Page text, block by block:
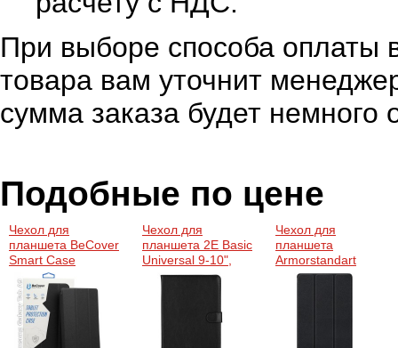
При выборе способа оплаты
товара вам уточнит
сумма заказа будет немного
Подобные по цене
Чехол для
планшета BeCover
Smart Case
Samsung Tab A9
SM-X115 8.7" Black
(709902)
Чехол для
планшета 2E Basic
Universal 9-10",
Black (2E-UNI-9-10-
Чехол для
планшета
Armorstandart
Smart Case Lenovo